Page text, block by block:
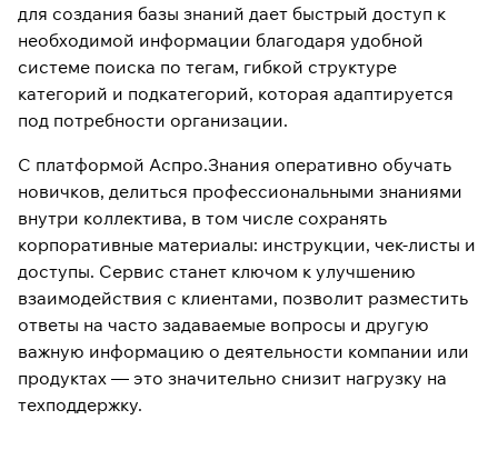
для создания базы знаний дает быстрый доступ к
необходимой информации благодаря удобной
системе поиска по тегам, гибкой структуре
категорий и подкатегорий, которая адаптируется
под потребности организации.
С платформой Аспро.Знания оперативно обучать
новичков, делиться профессиональными знаниями
внутри коллектива, в том числе сохранять
корпоративные материалы: инструкции, чек-листы и
доступы. Сервис станет ключом к улучшению
взаимодействия с клиентами, позволит разместить
ответы на часто задаваемые вопросы и другую
важную информацию о деятельности компании или
продуктах — это значительно снизит нагрузку на
техподдержку.